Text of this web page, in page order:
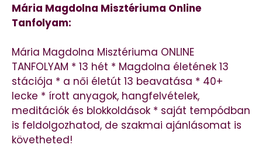
Mária Magdolna Misztériuma Online
Tanfolyam:
Mária Magdolna Misztériuma ONLINE
TANFOLYAM * 13 hét * Magdolna életének 13
stációja * a női életút 13 beavatása * 40+
lecke * írott anyagok, hangfelvételek,
meditációk és blokkoldások * saját tempódban
is feldolgozhatod, de szakmai ajánlásomat is
követheted!